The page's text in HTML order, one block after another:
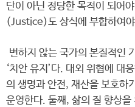
단이 아닌 정당한 목적이 되어
(Justice)도 상식에 부합하여
변하지 않는 국가의 본질적인
‘치안 유지’다. 대외 위협에 대
의 생명과 안전, 재산을 보호하
운영한다. 둘째, 삶의 질 향상을